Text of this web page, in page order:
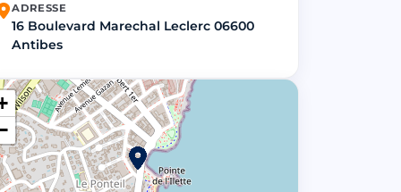
ADRESSE
16 Boulevard Marechal Leclerc 06600
Antibes